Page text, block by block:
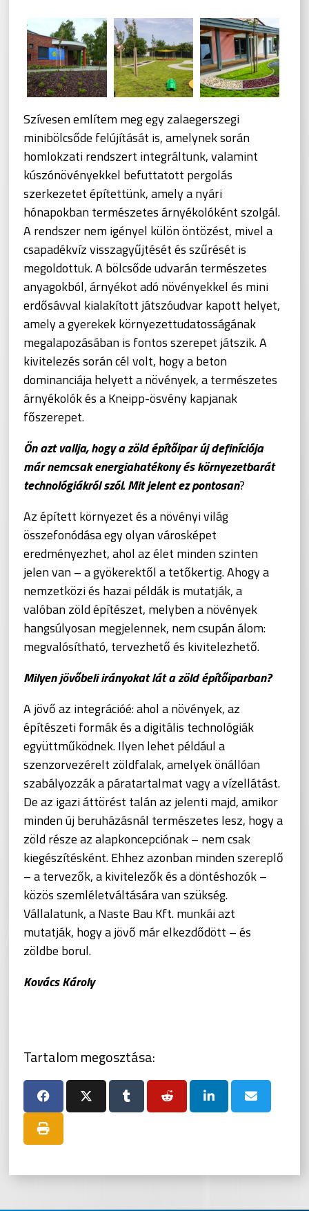
Szívesen említem meg egy zalaegerszegi
minibölcsőde felújítását is, amelynek során
homlokzati rendszert integráltunk, valamint
kúszónövényekkel befuttatott pergolás
szerkezetet építettünk, amely a nyári
hónapokban természetes árnyékolóként szolgál.
A rendszer nem igényel külön öntözést, mivel a
csapadékvíz visszagyűjtését és szűrését is
megoldottuk. A bölcsőde udvarán természetes
anyagokból, árnyékot adó növényekkel és mini
erdősávval kialakított játszóudvar kapott helyet,
amely a gyerekek környezettudatosságának
megalapozásában is fontos szerepet játszik. A
kivitelezés során cél volt, hogy a beton
dominanciája helyett a növények, a természetes
árnyékolók és a Kneipp-ösvény kapjanak
főszerepet.
Ön azt vallja, hogy a zöld építőipar új definíciója
már nemcsak energiahatékony és környezetbarát
technológiákról szól. Mit jelent ez pontosan?
Az épített környezet és a növényi világ
összefonódása egy olyan városképet
eredményezhet, ahol az élet minden szinten
jelen van – a gyökerektől a tetőkertig. Ahogy a
nemzetközi és hazai példák is mutatják, a
valóban zöld építészet, melyben a növények
hangsúlyosan megjelennek, nem csupán álom:
megvalósítható, tervezhető és kivitelezhető.
Milyen jövőbeli irányokat lát a zöld építőiparban?
A jövő az integrációé: ahol a növények, az
építészeti formák és a digitális technológiák
együttműködnek. Ilyen lehet például a
szenzorvezérelt zöldfalak, amelyek önállóan
szabályozzák a páratartalmat vagy a vízellátást.
De az igazi áttörést talán az jelenti majd, amikor
minden új beruházásnál természetes lesz, hogy a
zöld része az alapkoncepciónak – nem csak
kiegészítésként. Ehhez azonban minden szereplő
– a tervezők, a kivitelezők és a döntéshozók –
közös szemléletváltására van szükség.
Vállalatunk, a Naste Bau Kft. munkái azt
mutatják, hogy a jövő már elkezdődött – és
zöldbe borul.
Kovács Károly
Tartalom megosztása: